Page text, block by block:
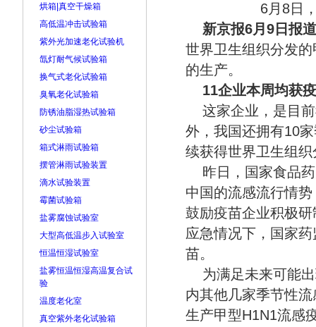
烘箱|真空干燥箱
高低温冲击试验箱
紫外光加速老化试验机
氙灯耐气候试验箱
换气式老化试验箱
臭氧老化试验箱
防锈油脂湿热试验箱
砂尘试验箱
箱式淋雨试验箱
摆管淋雨试验装置
滴水试验装置
霉菌试验箱
盐雾腐蚀试验室
大型高低温步入试验室
恒温恒湿试验室
盐雾恒温恒湿高温复合试
验
温度老化室
真空紫外老化试验箱
6月8日
新京报6月9日报
世界卫生组织分发
的生产。
11企业本周均获
这家企业，是目
外，我国还拥有10
续获得世界卫生组
昨日，国家食品
中国的流感流行情
鼓励疫苗企业积极
应急情况下，国家
苗。
为满足未来可能
内其他几家季节性
生产甲型H1N1流感